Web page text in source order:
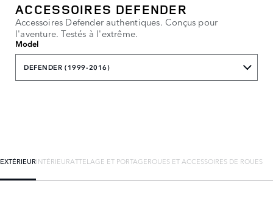
ACCESSOIRES DEFENDER
Accessoires Defender authentiques. Conçus pour
l'aventure. Testés à l'extrême.
Model
DEFENDER (1999-2016)
EXTÉRIEURINTÉRIEURATTELAGE ET PORTAGEROUES ET ACCESSOIRES DE ROUES